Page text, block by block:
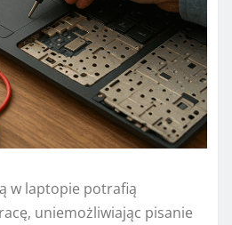
w laptopie potrafią
uniemożliwiając pisanie